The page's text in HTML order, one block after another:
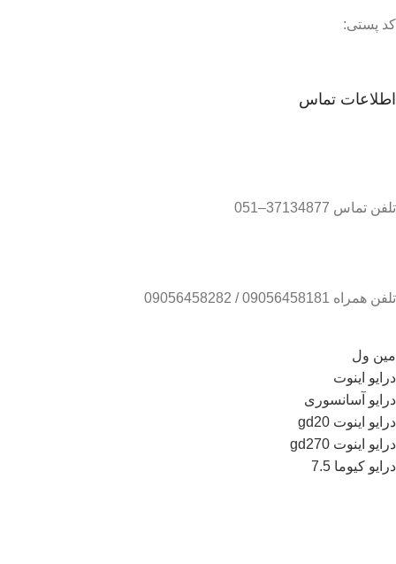
کد پستی:
اطلاعات تماس
تلفن تماس 37134877–051
تلفن همراه 09056458181 / 09056458282
مین ول
درایو اینوت
درایو آسانسوری
درایو اینوت gd20
درایو اینوت gd270
درایو کیوما 7.5